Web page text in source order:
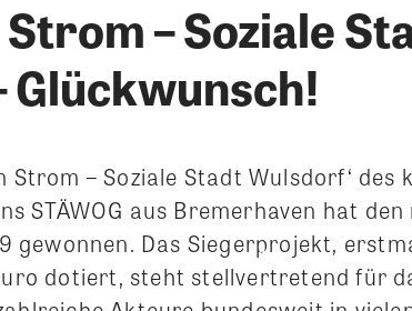
Strom – Soziale
Glückwunsch!
Strom – Soziale Stadt Wulsdorf‘ des
STÄWOG aus Bremerhaven hat
gewonnen. Das Siegerprojekt,
dotiert, steht stellvertretend für